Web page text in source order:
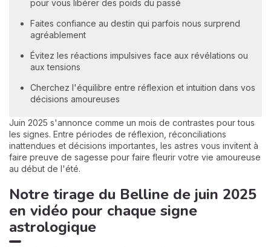
pour vous libérer des poids du passé
Faites confiance au destin qui parfois nous surprend
agréablement
Évitez les réactions impulsives face aux révélations ou
aux tensions
Cherchez l'équilibre entre réflexion et intuition dans vos
décisions amoureuses
Juin 2025 s'annonce comme un mois de contrastes pour tous
les signes. Entre périodes de réflexion, réconciliations
inattendues et décisions importantes, les astres vous invitent à
faire preuve de sagesse pour faire fleurir votre vie amoureuse
au début de l'été.
Notre tirage du Belline de juin 2025
en vidéo pour chaque signe
astrologique